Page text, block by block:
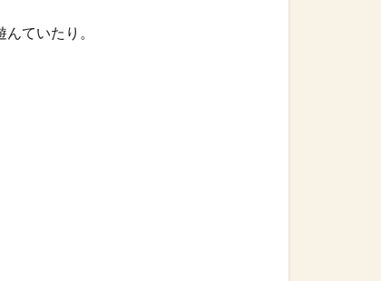
ていたり。